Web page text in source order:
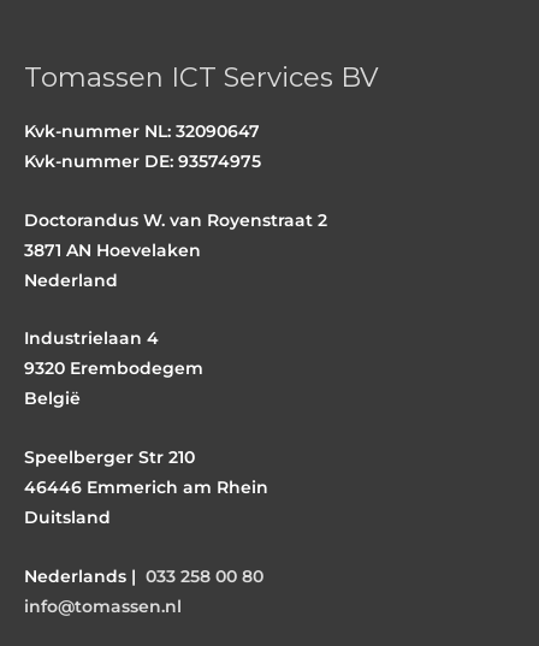
Tomassen ICT Services BV
Kvk-nummer NL: 32090647
Kvk-nummer DE: 93574975
Doctorandus W. van Royenstraat 2
3871 AN Hoevelaken
Nederland
Industrielaan 4
9320 Erembodegem
België
Speelberger Str 210
46446 Emmerich am Rhein
Duitsland
Nederlands | 033 258 00 80
info@tomassen.nl